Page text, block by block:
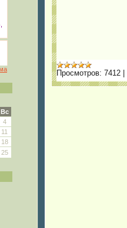
Вс
4
11
18
25
Просмотров: 7412